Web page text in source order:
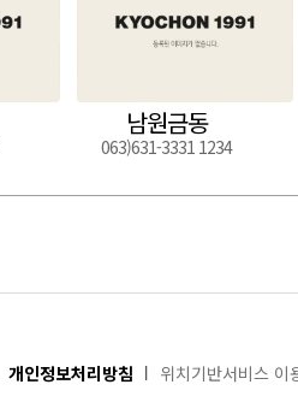
남원금동
063)631-3331 1234
개인정보처리방침 위치기반서비스 이